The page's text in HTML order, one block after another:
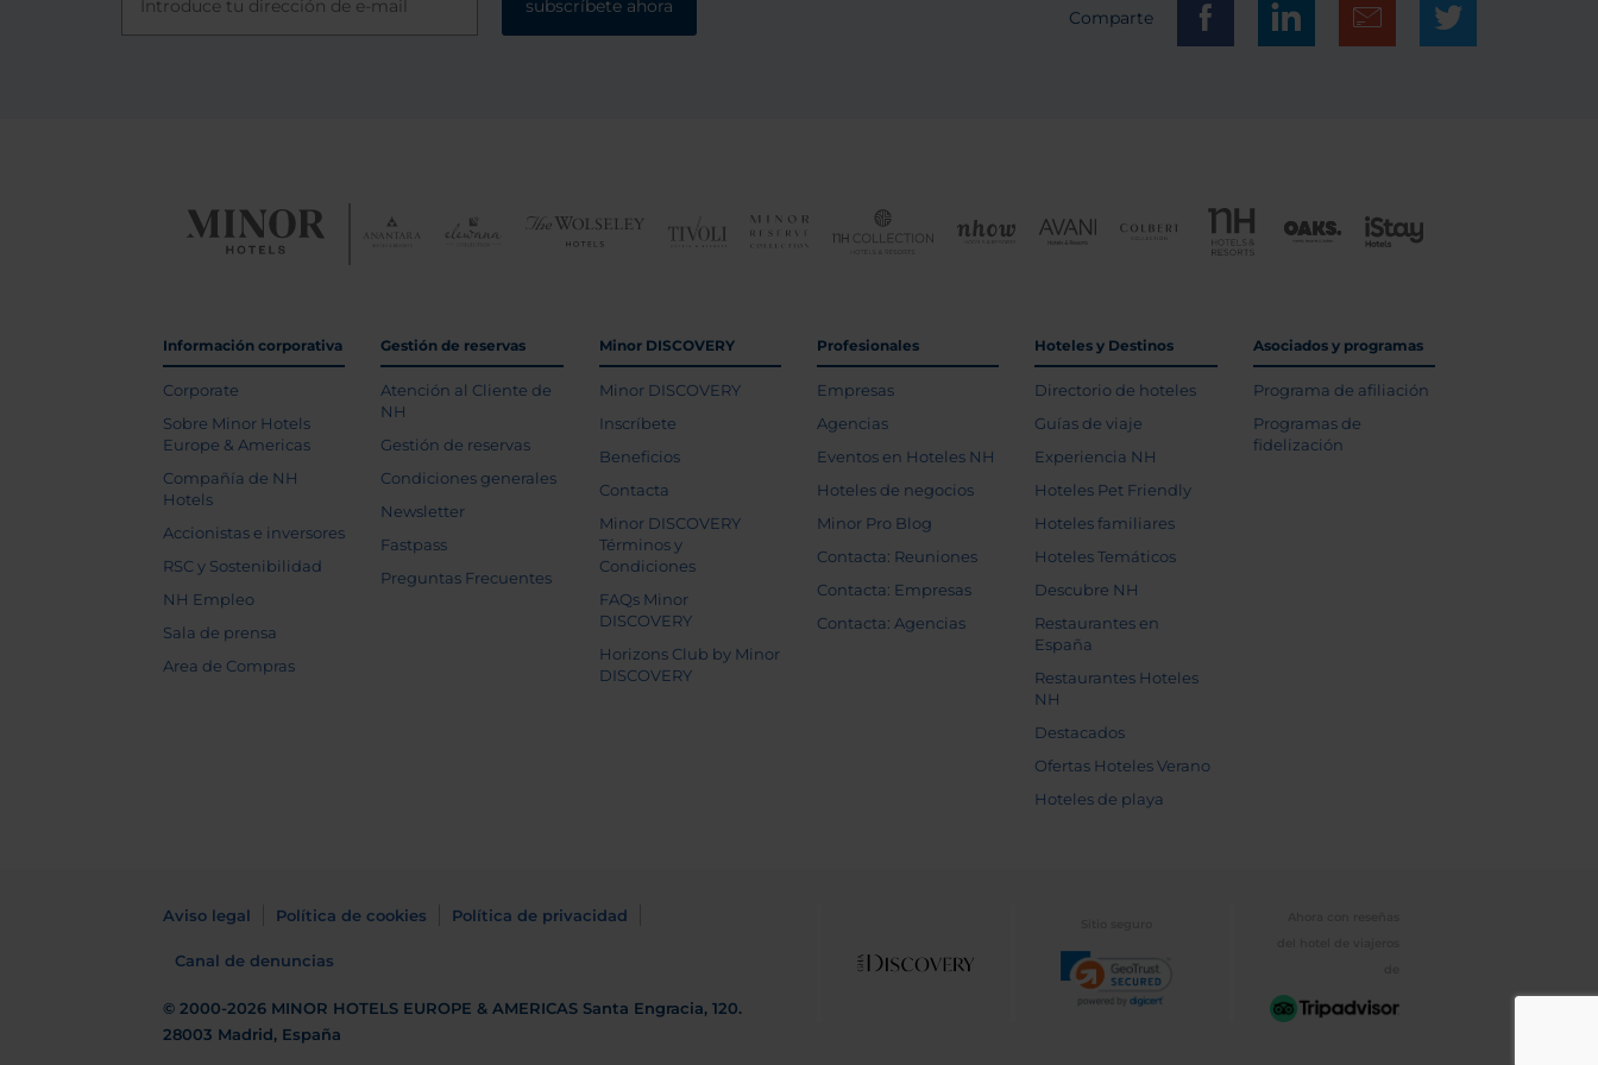
subscríbete ahora
Comparte
Información corporativa
Corporate
Sobre Minor Hotels
Europe & Americas
Compañía de NH
Hotels
Accionistas e inversores
RSC y Sostenibilidad
NH Empleo
Sala de prensa
Area de Compras
Gestión de reservas
Atención al Cliente de
NH
Gestión de reservas
Condiciones generales
Newsletter
Fastpass
Preguntas Frecuentes
Minor DISCOVERY
Minor DISCOVERY
Inscríbete
Beneficios
Contacta
Minor DISCOVERY
Términos y
Condiciones
FAQs Minor
DISCOVERY
Horizons Club by Minor
DISCOVERY
Profesionales
Empresas
Agencias
Eventos en Hoteles NH
Hoteles de negocios
Minor Pro Blog
Contacta: Reuniones
Contacta: Empresas
Contacta: Agencias
Hoteles y Destinos
Directorio de hoteles
Guías de viaje
Experiencia NH
Hoteles Pet Friendly
Hoteles familiares
Hoteles Temáticos
Descubre NH
Restaurantes en
España
Restaurantes Hoteles
NH
Destacados
Ofertas Hoteles Verano
Hoteles de playa
Asociados y programas
Programa de afiliación
Programas de
fidelización
Aviso legal Política de cookies Política de privacidad
Canal de denuncias
© 2000-2026 MINOR HOTELS EUROPE & AMERICAS Santa Engracia, 120.
28003 Madrid, España